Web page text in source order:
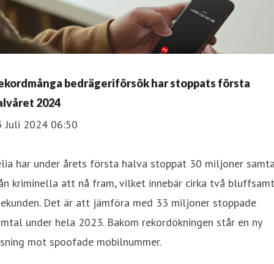
bedrägeriförsök har stoppats första
2024
Juli 2024 06:50
har under årets första halva stoppat 30 miljoner
kriminella att nå fram, vilket innebär cirka två
Det är att jämföra med 33 miljoner stoppade
under hela 2023. Bakom rekordökningen står en ny
mot spoofade mobilnummer.